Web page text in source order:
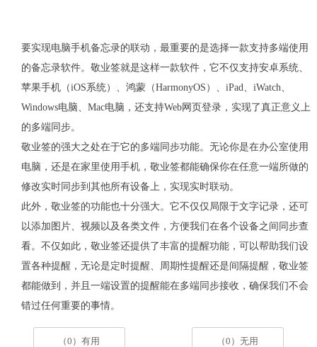
要实现电脑手机备忘录的联动，最重要的是选择一款支持多端使用
的备忘录软件。敬业签就是这样一款软件，它不仅支持安卓系统、
苹果手机（iOS系统）、鸿蒙（HarmonyOS）、 iPad iWatch
Windows电脑、 Mac电脑，还支持Web网页登录，实现了真正意义上
的多端同步。
敬业签的强大之处在于它的多端同步功能。无论你是在办公室使用
电脑，还是在家里使用手机，敬业签都能确保你在任意一端所做的
修改实时同步到其他所有设备上，实现实时联动。
此外，敬业签的功能也十分强大。它不仅仅局限于文字记录，还可
以添加图片、视频以及各类文件，方便我们在各个设备之间同步查
看。不仅如此，敬业签还提供了丰富的提醒功能，可以帮助我们设
置各种提醒，无论是定时提醒、周期性提醒还是间隔提醒，敬业签
都能做到，并且一端设置的提醒能在多端同步接收，确保我们不会
错过任何重要的事情。
（0）有用 （0）无用